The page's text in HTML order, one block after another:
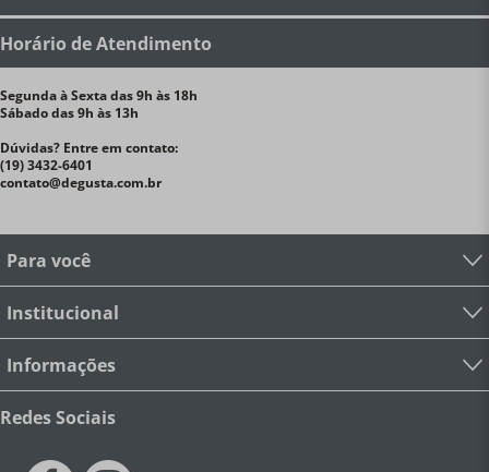
Degusta Casa - loja de decoração e
Uma loja de decoração e artigos para casa que reúne
as melhores marcas nacionais e importadas em
Sábado das 9h às 13h
(19) 3432-6401